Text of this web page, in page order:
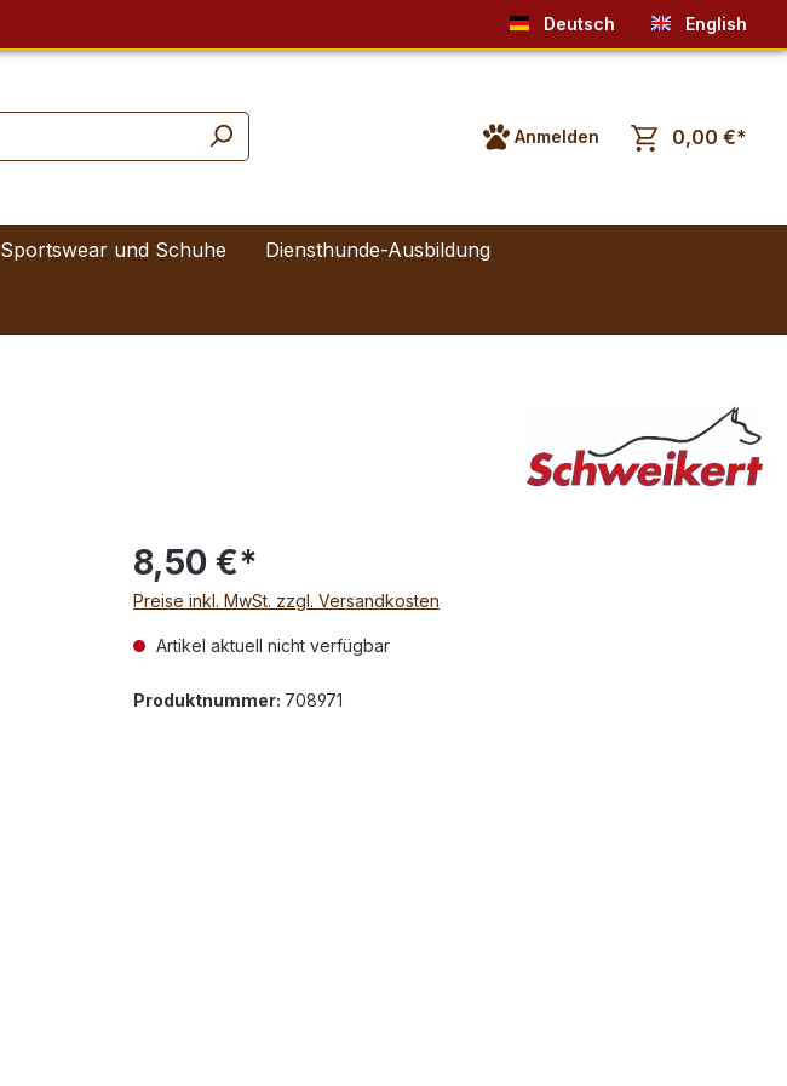
Deutsch English
Anmelden 0,00 €*
Sportswear und Schuhe Diensthunde-Ausbildung
8,50 €*
Preise inkl. MwSt. zzgl. Versandkosten
Artikel aktuell nicht verfügbar
Produktnummer: 708971